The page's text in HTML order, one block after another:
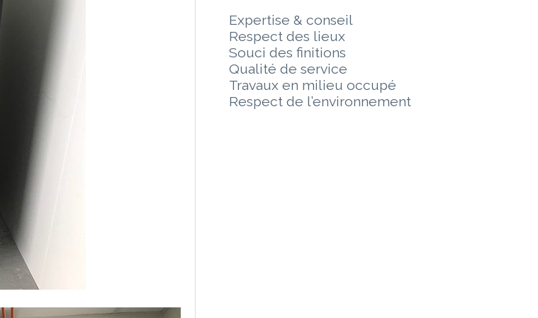
Expertise & conseil
Respect des lieux
Souci des finitions
Qualité de service
Travaux en milieu occupé
Respect de l’environnement